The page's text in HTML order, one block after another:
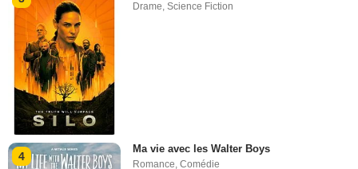
Drame,Science Fiction
4
Ma vie avec les Walter Boys
Romance,Comédie